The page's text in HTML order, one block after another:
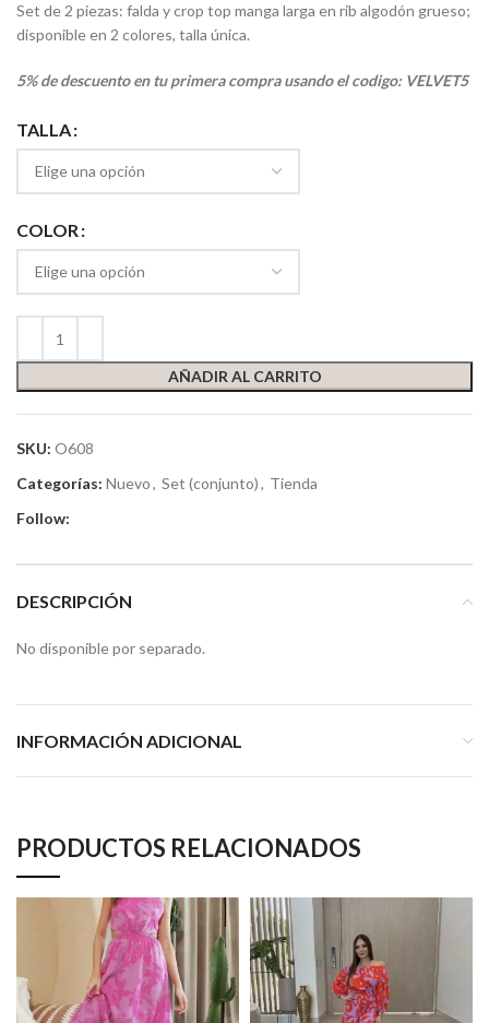
Set de 2 piezas: falda y crop top manga larga en rib algodón grueso;
disponible en 2 colores, talla única.
5% de descuento en tu primera compra usando el codigo: VELVET5
TALLA
COLOR
AÑADIR AL CARRITO
SKU: O608
Categorías: Nuevo, Set (conjunto), Tienda
Follow:
DESCRIPCIÓN
No disponible por separado.
INFORMACIÓN ADICIONAL
PRODUCTOS RELACIONADOS